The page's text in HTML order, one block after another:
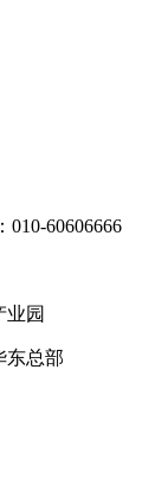
60606666
业园
东总部